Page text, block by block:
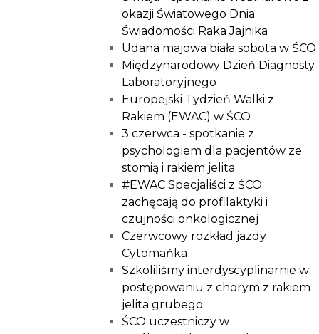
okazji Światowego Dnia
Świadomości Raka Jajnika
Udana majowa biała sobota w ŚCO
Międzynarodowy Dzień Diagnosty
Laboratoryjnego
Europejski Tydzień Walki z
Rakiem (EWAC) w ŚCO
3 czerwca - spotkanie z
psychologiem dla pacjentów ze
stomią i rakiem jelita
#EWAC Specjaliści z ŚCO
zachęcają do profilaktyki i
czujności onkologicznej
Czerwcowy rozkład jazdy
Cytomańka
Szkoliliśmy interdyscyplinarnie w
postępowaniu z chorym z rakiem
jelita grubego
ŚCO uczestniczy w